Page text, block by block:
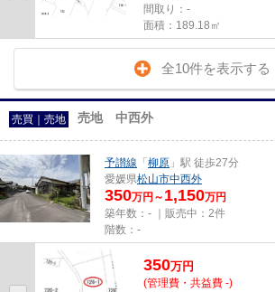
間取り：-
面積：189.18㎡
全10件を表示する
売買｜売地 売地 中西外
予讃線 「 柳原 」駅 徒歩27分
愛媛県松山市中西外
350万円～ 1,150万円
築年数：- ｜販売中： 2件
階数：-
350万円
(管理費・共益費 -)